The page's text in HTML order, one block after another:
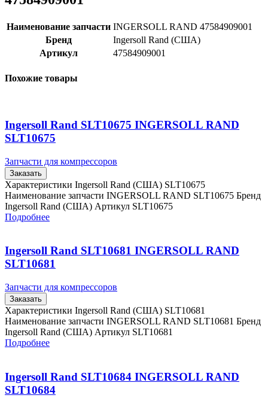
Наименование запчасти INGERSOLL RAND 47584909001
Бренд
Ingersoll Rand (США)
Артикул
47584909001
Похожие товары
Ingersoll Rand SLT10675 INGERSOLL RAND
SLT10675
Запчасти для компрессоров
Заказать
Характеристики Ingersoll Rand (США) SLT10675
Наименование запчасти INGERSOLL RAND SLT10675 Бренд
Ingersoll Rand (США) Артикул SLT10675
Подробнее
Ingersoll Rand SLT10681 INGERSOLL RAND
SLT10681
Запчасти для компрессоров
Заказать
Характеристики Ingersoll Rand (США) SLT10681
Наименование запчасти INGERSOLL RAND SLT10681 Бренд
Ingersoll Rand (США) Артикул SLT10681
Подробнее
Ingersoll Rand SLT10684 INGERSOLL RAND
SLT10684